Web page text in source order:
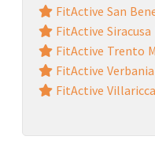
FitActive San
FitActive Siracusa
FitActive Trento
FitActive Verbania
FitActive Villaricca